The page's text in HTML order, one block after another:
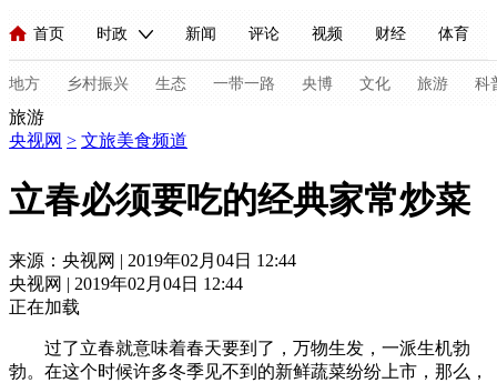
首页 时政 新闻 评论 视频 财经 体育
人民领袖习近平 联播+ 中国领导人 央视快评 习式妙语
直播 栏目大全 节目单 听音 微视频 主持人
海外频道 iPanda English Монгол
地方 乡村振兴 生态 一带一路 央博 文化 旅游 科
新闻 国内 国际 评论 经济
人民领袖习近平 联播+
视频 小央视频 小央直播 直播中国 熊猫频道
旅游
央视网 > 文旅美食频道
立春必须要吃的经典家常炒菜
来源：央视网 | 2019年02月04日 12:44
央视网 | 2019年02月04日 12:44
正在加载
过了立春就意味着春天要到了，万物生发，一派生机勃
勃。在这个时候许多冬季见不到的新鲜蔬菜纷纷上市，那么，